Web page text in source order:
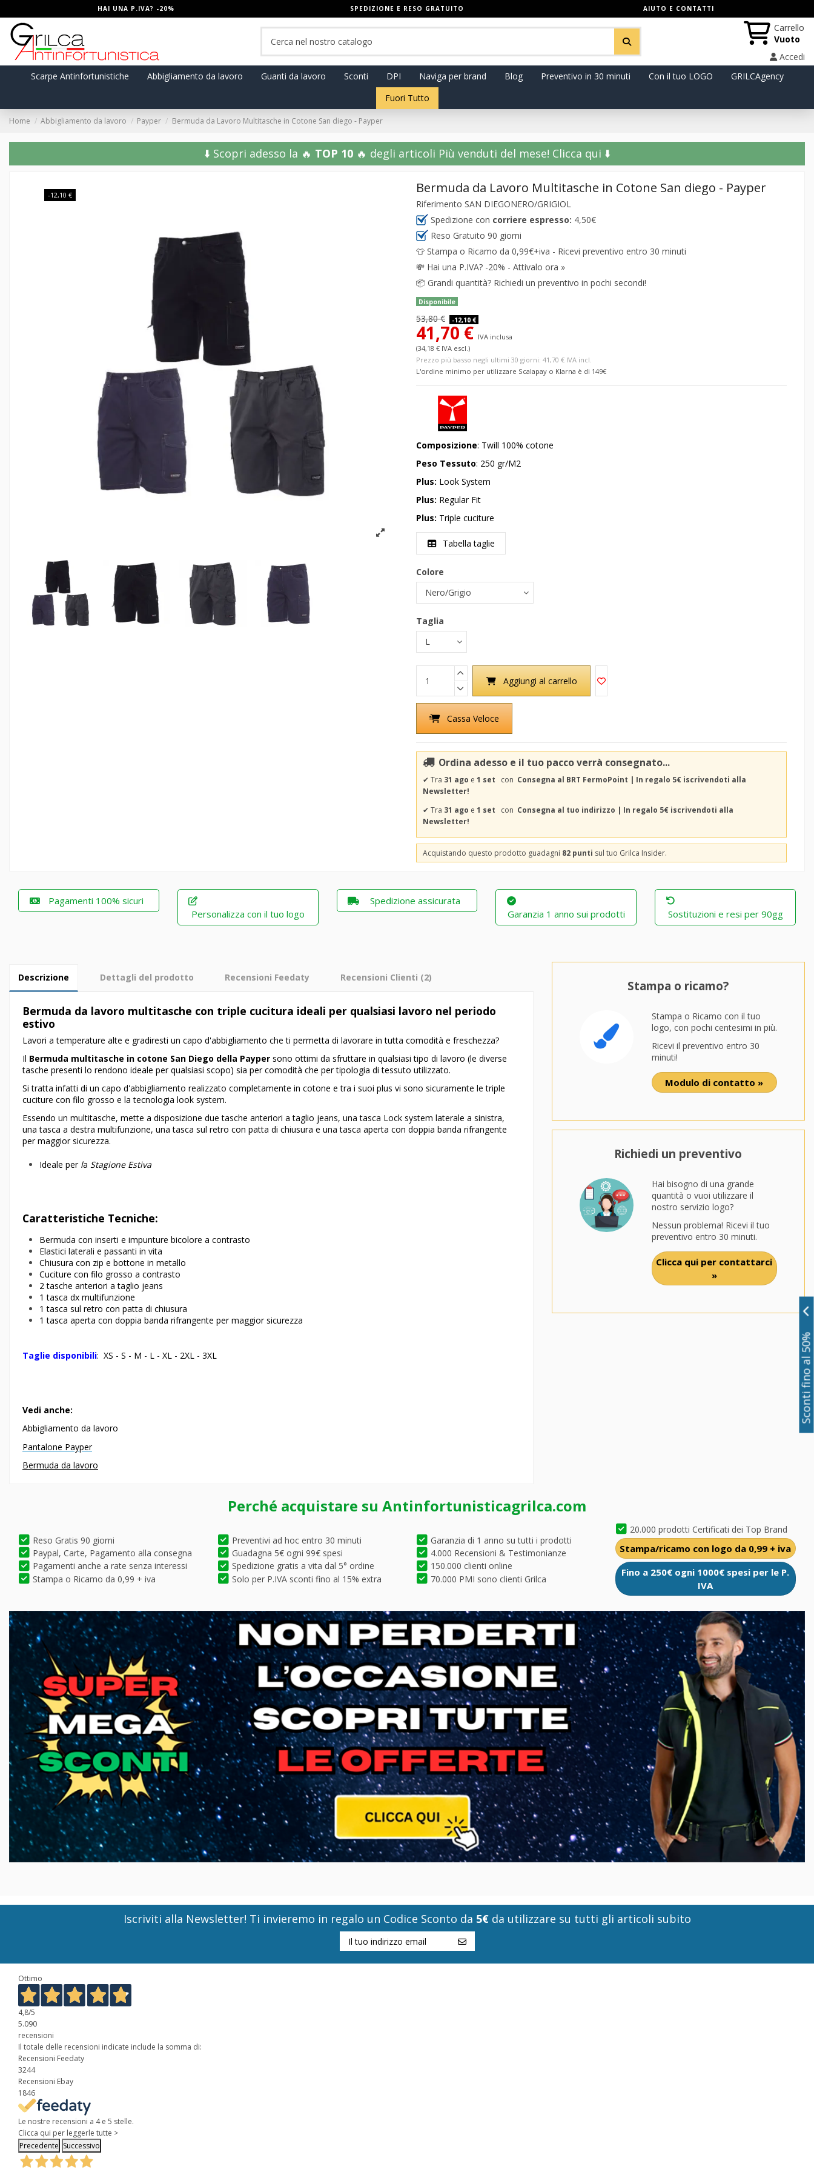
HAI UNA P.IVA? -20% SPEDIZIONE E RESO GRATUITO AIUTO E CONTATTI
Carrello
Vuoto
Accedi
Scarpe Antinfortunistiche
Abbigliamento da lavoro Guanti da lavoro Sconti DPI Naviga per brand Blog Preventivo in 30 minuti Con il tuo LOGO
GRILCAgency
Fuori Tutto
Home Abbigliamento da lavoro Payper Bermuda da Lavoro Multitasche in Cotone San diego - Payper
⬇️ Scopri adesso la 🔥 TOP 10🔥 degli articoli Più venduti del mese!️ Clicca qui ⬇️
-12,10 € Bermuda da Lavoro Multitasche in Cotone San diego - Payper
Riferimento SAN DIEGONERO/GRIGIOL
Spedizione con corriere espresso: 4,50€
Reso Gratuito 90 giorni
👕 Stampa o Ricamo da 0,99€+iva - Ricevi preventivo entro 30 minuti
💸 Hai una P.IVA? -20% - Attivalo ora »
📦 Grandi quantità? Richiedi un preventivo in pochi secondi!
Disponibile
53,80 € -12,10 €
41,70 € IVA inclusa
(34,18 € IVA escl.)
Prezzo più basso negli ultimi 30 giorni: 41,70 € IVA incl.
L'ordine minimo per utilizzare Scalapay o Klarna è di 149€
Composizione: Twill 100% cotone
Peso Tessuto: 250 gr/M2
Plus: Look System
Plus: Regular Fit
Plus: Triple cuciture
Tabella taglie
Colore
Taglia
Aggiungi al carrello
Cassa Veloce
Ordina adesso e il tuo pacco verrà consegnato...
✔ Tra 31 ago e 1 set con Consegna al BRT FermoPoint | In regalo 5€ iscrivendoti alla
Newsletter!
✔ Tra 31 ago e 1 set con Consegna al tuo indirizzo | In regalo 5€ iscrivendoti alla
Newsletter!
Acquistando questo prodotto guadagni 82 punti sul tuo Grilca Insider.
Pagamenti 100% sicuri
Personalizza con il tuo logo
Spedizione assicurata
Garanzia 1 anno sui prodotti
Sostituzioni e resi per 90gg
Descrizione Dettagli del prodotto Recensioni Feedaty Recensioni Clienti (2)
Bermuda da lavoro multitasche con triple cucitura ideali per qualsiasi lavoro nel periodo
estivo
Lavori a temperature alte e gradiresti un capo d'abbigliamento che ti permetta di lavorare in tutta comodità e freschezza?
Il Bermuda multitasche in cotone San Diego della Payper sono ottimi da sfruttare in qualsiasi tipo di lavoro (le diverse
tasche presenti lo rendono ideale per qualsiasi scopo) sia per comodità che per tipologia di tessuto utilizzato.
Si tratta infatti di un capo d'abbigliamento realizzato completamente in cotone e tra i suoi plus vi sono sicuramente le triple
cuciture con filo grosso e la tecnologia look system.
Essendo un multitasche, mette a disposizione due tasche anteriori a taglio jeans, una tasca Lock system laterale a sinistra,
una tasca a destra multifunzione, una tasca sul retro con patta di chiusura e una tasca aperta con doppia banda rifrangente
per maggior sicurezza.
Ideale per la Stagione Estiva
Caratteristiche Tecniche:
Bermuda con inserti e impunture bicolore a contrasto
Elastici laterali e passanti in vita
Chiusura con zip e bottone in metallo
Cuciture con filo grosso a contrasto
2 tasche anteriori a taglio jeans
1 tasca dx multifunzione
1 tasca sul retro con patta di chiusura
1 tasca aperta con doppia banda rifrangente per maggior sicurezza
Taglie disponibili: XS - S - M - L - XL - 2XL - 3XL
Vedi anche:
Abbigliamento da lavoro
Pantalone Payper
Bermuda da lavoro
Stampa o ricamo?
Stampa o Ricamo con il tuo
logo, con pochi centesimi in più.
Ricevi il preventivo entro 30
minuti!
Modulo di contatto »
Richiedi un preventivo
Hai bisogno di una grande
quantità o vuoi utilizzare il
nostro servizio logo?
Nessun problema! Ricevi il tuo
preventivo entro 30 minuti.
Clicca qui per contattarci
»
Perché acquistare su Antinfortunisticagrilca.com
Reso Gratis 90 giorni
Paypal, Carte, Pagamento alla consegna
Pagamenti anche a rate senza interessi
Stampa o Ricamo da 0,99 + iva
Preventivi ad hoc entro 30 minuti
Guadagna 5€ ogni 99€ spesi
Spedizione gratis a vita dal 5° ordine
Solo per P.IVA sconti fino al 15% extra
Garanzia di 1 anno su tutti i prodotti
4.000 Recensioni & Testimonianze
150.000 clienti online
70.000 PMI sono clienti Grilca
20.000 prodotti Certificati dei Top Brand
Stampa/ricamo con logo da 0,99 + iva
Fino a 250€ ogni 1000€ spesi per le P.
IVA
Iscriviti alla Newsletter! Ti invieremo in regalo un Codice Sconto da 5€da utilizzare su tutti gli articoli subito
Ottimo
4,8/5
5.090
recensioni
Il totale delle recensioni indicate include la somma di:
Recensioni Feedaty
3244
Recensioni Ebay
1846
Le nostre recensioni a 4 e 5 stelle.
Clicca qui per leggerle tutte >
Precedente Successivo
Sconti fino al 50%